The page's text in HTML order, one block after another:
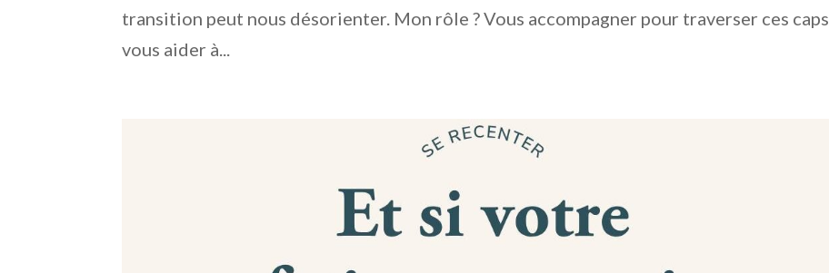
transition peut nous désorienter. Mon rôle ? Vous accompagner pour traverser ces caps,
vous aider à...